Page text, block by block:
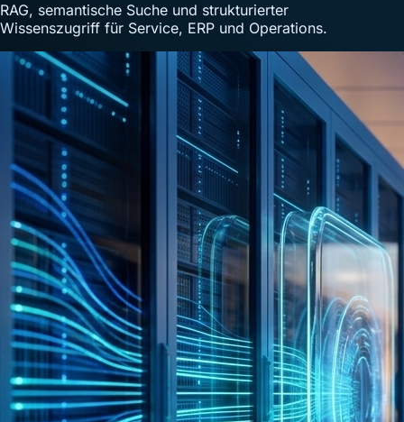
RAG, semantische Suche und strukturierter
Wissenszugriff für Service, ERP und Operations.